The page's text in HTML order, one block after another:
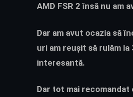
AMD FSR 2 însă nu am
Dar am avut ocazia să
uri am reușit să rulăm
interesantă.
Dar tot mai